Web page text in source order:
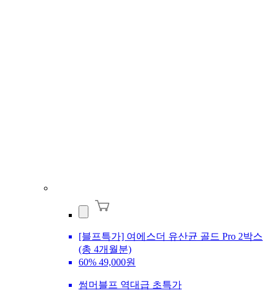
[블프특가] 여에스더 유산균 골드 Pro 2박스
(총 4개월분)
60% 49,000원
썸머블프 역대급 초특가